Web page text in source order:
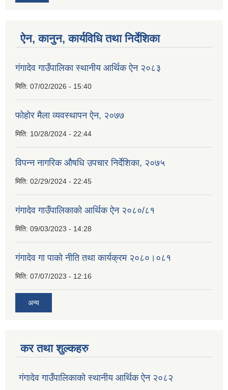
ऐन, कानुन, कार्यविधि तथा निर्देशिका
गंगादेव गाउँपालिका स्थानीय आर्थिक ऐन २०८३
मिति: 07/02/2026 - 15:40
फोहोर मैला व्यवस्थापन ऐन, २०७७
मिति: 10/28/2024 - 22:44
विपन्न नागरिक औषधि उपचार निर्देशिका, २०७५
मिति: 02/29/2024 - 22:45
गंगादेव गाउँपालिकाको आर्थिक ऐन २०८०/८१
मिति: 09/03/2023 - 14:28
गंगादेव गा पाको नीति तथा कार्यक्रम २०८०।०८१
मिति: 07/07/2023 - 12:16
अन्य
कर तथा शुल्कहरु
गंगादेव गाउँपालिकाको स्थानीय आर्थिक ऐन २०८२